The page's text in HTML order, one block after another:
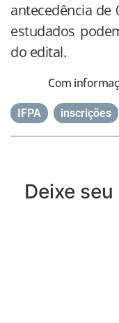
antecedência de
estudados
do edital.
Com
IFPA inscrições
Deixe